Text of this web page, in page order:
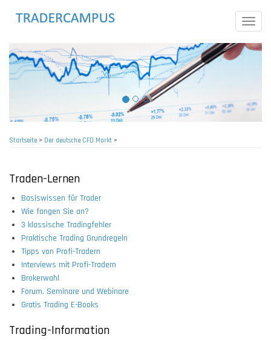
Toggle
Startseite> Der deutsche CFD Markt >
Traden-Lernen
Basiswissen für Trader
Wie fangen Sie an?
3 klassische Tradingfehler
Praktische Trading Grundregeln
Tipps von Profi-Tradern
Interviews mit Profi-Tradern
Brokerwahl
Forum, Seminare und Webinare
Gratis Trading E-Books
Trading-Information